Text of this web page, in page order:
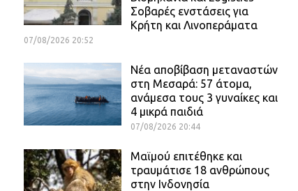
Σοβαρές ενστάσεις για
Κρήτη και Λινοπεράματα
07/08/2026 20:52
Νέα αποβίβαση μεταναστών
στη Μεσαρά: 57 άτομα,
ανάμεσα τους 3 γυναίκες και
4 μικρά παιδιά
07/08/2026 20:44
Μαϊμού επιτέθηκε και
τραυμάτισε 18 ανθρώπους
στην Ινδονησία